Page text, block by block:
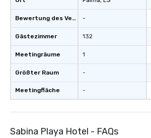
Bewertung des Veranstaltungsortes
Gästezimmer
Meetingräume
Größter Raum
Meetingfläche
-
132
1
-
-
Sabina Playa Hotel - FAQs